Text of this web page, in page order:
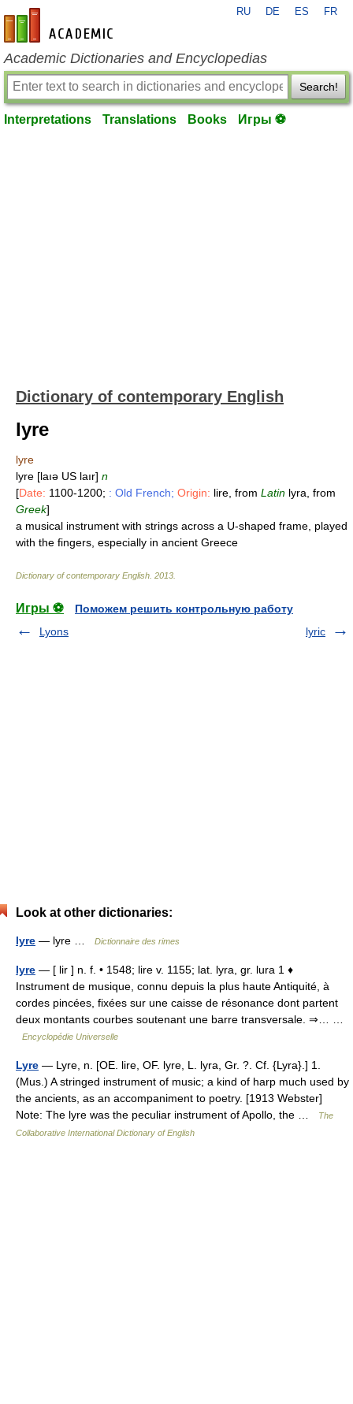
en-academic.com
RU DE ES FR
Academic Dictionaries and Encyclopedias
Search!
Interpretations Translations Books Игры ⚽
Dictionary of contemporary English
lyre
lyre
lyre [laıə US laır] n
[Date: 1100-1200; : Old French; Origin: lire, from Latin lyra, from
Greek]
a musical instrument with strings across a U-shaped frame, played
with the fingers, especially in ancient Greece
Dictionary of contemporary English 2013
Игры ⚽
Поможем решить контрольную работу
Lyons
lyric
Look at other dictionaries:
lyre — lyre … Dictionnaire des rimes
lyre — [ lir ] n. f. • 1548; lire v. 1155; lat. lyra, gr. lura 1 ♦
Instrument de musique, connu depuis la plus haute Antiquité, à
cordes pincées, fixées sur une caisse de résonance dont partent
deux montants courbes soutenant une barre transversale. ⇒… …
Encyclopédie Universelle
Lyre — Lyre, n. [OE. lire, OF. lyre, L. lyra, Gr. ?. Cf. {Lyra}.] 1.
(Mus.) A stringed instrument of music; a kind of harp much used by
the ancients, as an accompaniment to poetry. [1913 Webster]
Note: The lyre was the peculiar instrument of Apollo, the …
The
Collaborative International Dictionary of English